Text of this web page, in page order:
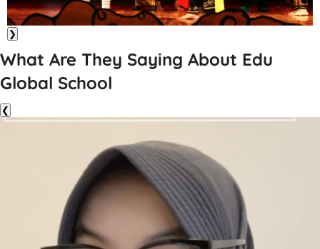
❯
What Are They Saying About Edu
Global School
❮